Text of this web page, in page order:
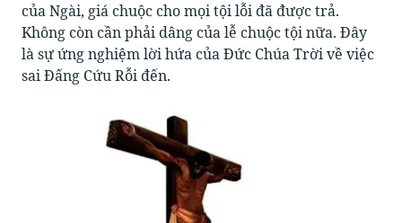
của Ngài, giá chuộc cho mọi tội lỗi đã được trả.
Không còn cần phải dâng của lễ chuộc tội nữa. Đây
là sự ứng nghiệm lời hứa của Đức Chúa Trời về việc
sai Đấng Cứu Rỗi đến.